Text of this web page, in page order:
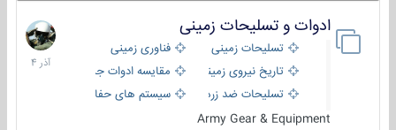
ادوات و تسلیحات زمینی
تسلیحات زمینی
فناوری زمینی
تاریخ نیروی زمینی
مقایسه ادوات جنگی
تسلیحات ضد زره
سیستم های حفاظت فعال
Army Gear & Equipment
21
آذر
1404